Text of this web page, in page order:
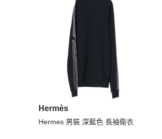
Hermès
Hermes 男裝 深藍色 長袖衛衣